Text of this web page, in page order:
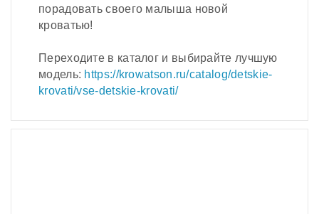
порадовать своего малыша новой
кроватью!
Переходите в каталог и выбирайте лучшую
модель: https://krowatson.ru/catalog/detskie-
krovati/vse-detskie-krovati/